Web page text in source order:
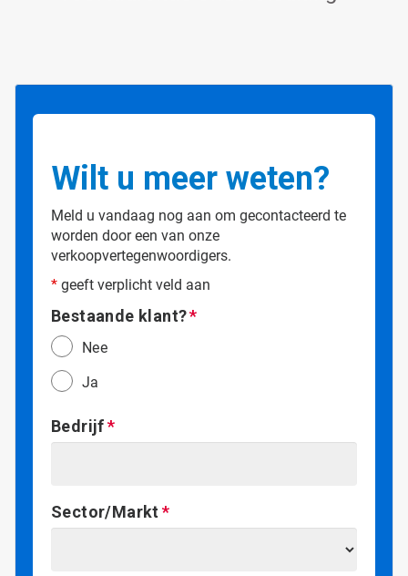
Wilt u meer weten?
Meld u vandaag nog aan om gecontacteerd te
worden door een van onze
verkoopvertegenwoordigers.
* geeft verplicht veld aan
Bestaande klant?
Nee
Ja
Bedrijf
Sector/Markt